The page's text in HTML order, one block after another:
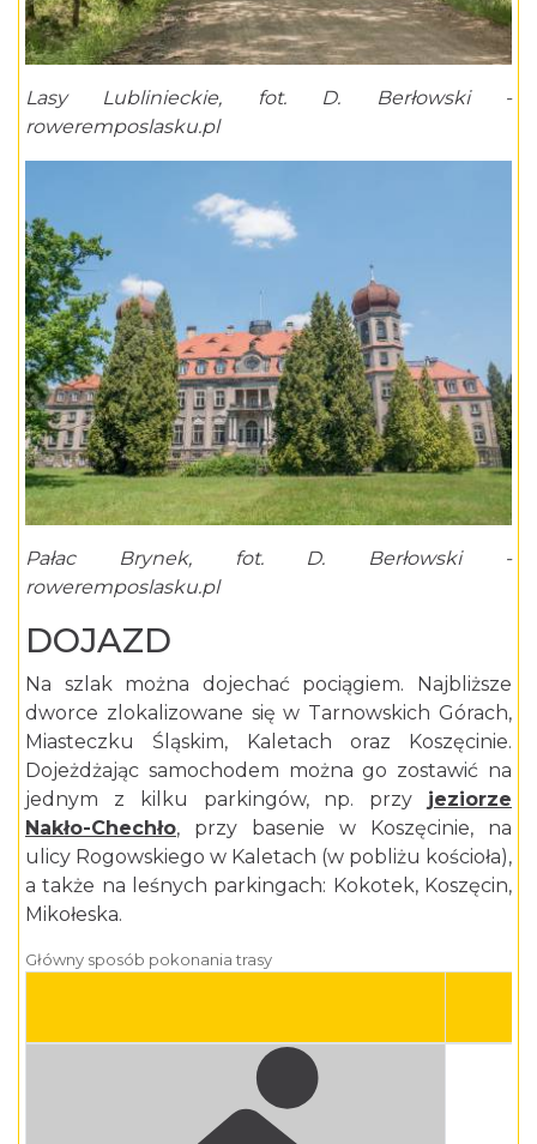
Lasy Lublinieckie, fot. D. Berłowski -
roweremposlasku.pl
Pałac Brynek, fot. D. Berłowski -
roweremposlasku.pl
DOJAZD
Na szlak można dojechać pociągiem. Najbliższe
dworce zlokalizowane się w Tarnowskich Górach,
Miasteczku Śląskim, Kaletach oraz Koszęcinie.
Dojeżdżając samochodem można go zostawić na
jednym z kilku parkingów, np. przy jeziorze
Nakło-Chechło, przy basenie w Koszęcinie, na
ulicy Rogowskiego w Kaletach (w pobliżu kościoła),
a także na leśnych parkingach: Kokotek, Koszęcin,
Mikołeska.
Główny sposób pokonania trasy